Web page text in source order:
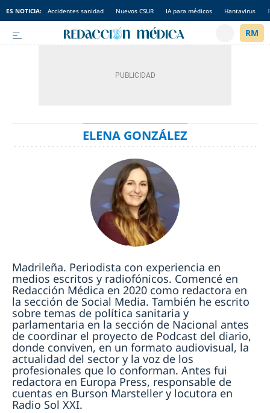
ES NOTICIA: Accidentes sanidad Nuevos CSUR IA para médicos Hantavirus
ELENA GONZÁLEZ
Madrileña. Periodista con experiencia en
medios escritos y radiofónicos. Comencé en
Redacción Médica en 2020 como redactora en
la sección de Social Media. También he escrito
sobre temas de política sanitaria y
parlamentaria en la sección de Nacional antes
de coordinar el proyecto de Podcast del diario,
donde conviven, en un formato audiovisual, la
actualidad del sector y la voz de los
profesionales que lo conforman. Antes fui
redactora en Europa Press, responsable de
cuentas en Burson Marsteller y locutora en
Radio Sol XXI.